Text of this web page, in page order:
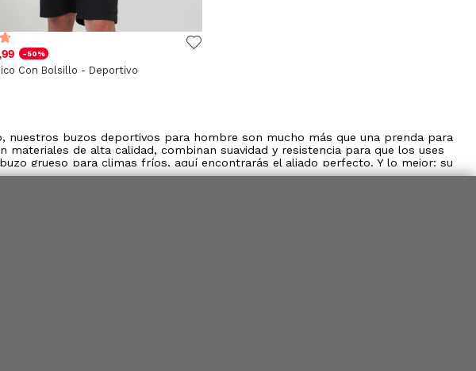
-50%
Con Bolsillo - Deportivo
nuestros buzos deportivos para hombre son mucho más que una prenda para
de alta calidad, combinan suavidad y resistencia para que los uses
grueso para climas fríos, aquí encontrarás el aliado perfecto. Y lo mejor: su
para hombre o camisetas deportivas.
sube y cerrarlos para mantenerte abrigado cuando baja la temperatura.
en todo momento.
deportivas para hombre si buscas máxima comodidad.